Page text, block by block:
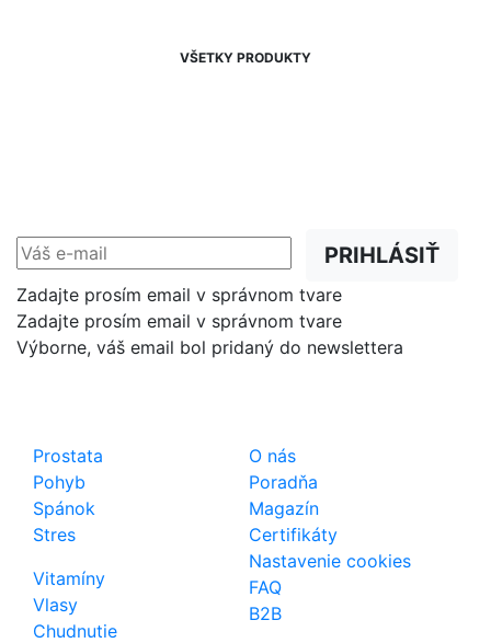
VŠETKY PRODUKTY
PRIHLÁSIŤ
Zadajte prosím email v správnom tvare
Zadajte prosím email v správnom tvare
Výborne, váš email bol pridaný do newslettera
Prostata
Pohyb
Spánok
Stres
Vitamíny
Vlasy
Chudnutie
O nás
Poradňa
Magazín
Certifikáty
Nastavenie cookies
FAQ
B2B